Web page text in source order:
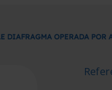
DIAFRAGMA OPERADA